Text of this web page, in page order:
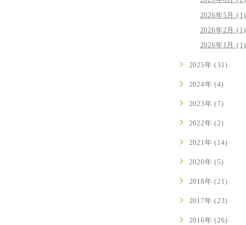
2026年5月 (1)
2026年2月 (1)
2026年1月 (1)
2025年 (31)
2024年 (4)
2023年 (7)
2022年 (2)
2021年 (14)
2020年 (5)
2018年 (21)
2017年 (23)
2016年 (26)